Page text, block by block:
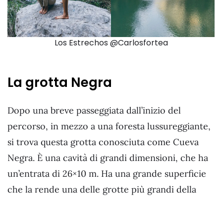
Los Estrechos @Carlosfortea
La grotta Negra
Dopo una breve passeggiata dall’inizio del
percorso, in mezzo a una foresta lussureggiante,
si trova questa grotta conosciuta come Cueva
Negra. È una cavità di grandi dimensioni, che ha
un’entrata di 26×10 m. Ha una grande superficie
che la rende una delle grotte più grandi della